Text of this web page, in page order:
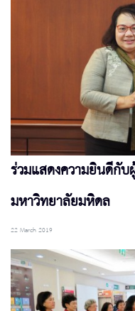
ร่วมแสดงความยินดีกับ
มหาวิทยาลัยมหิดล
22 March 2019